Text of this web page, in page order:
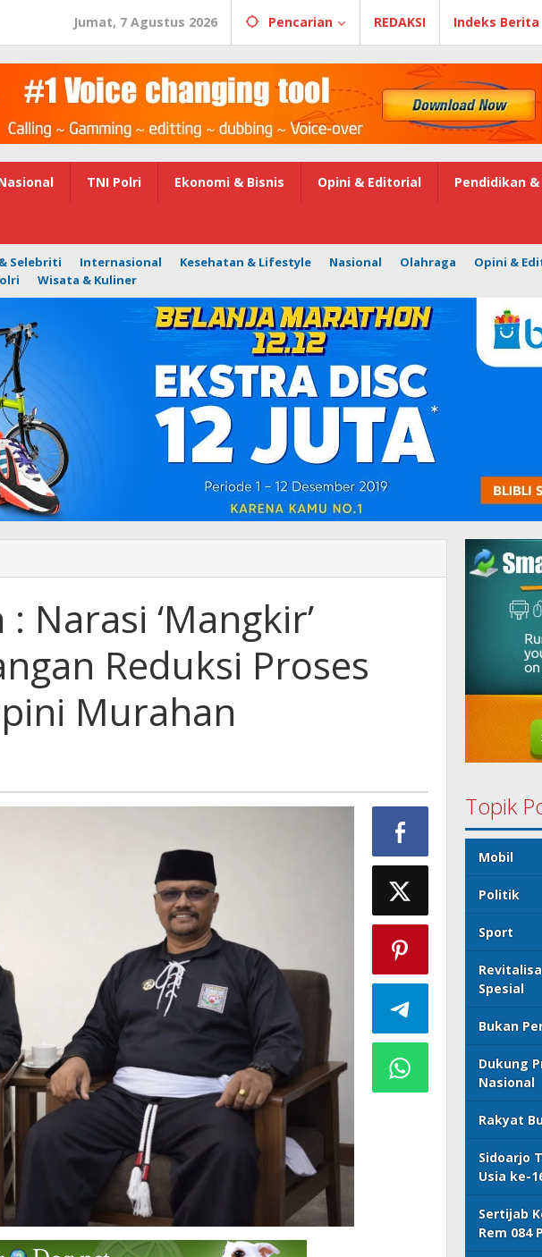
Jumat, 7 Agustus 2026 Pencarian REDAKSI Indeks Berita
TNI Polri Ekonomi & Bisnis Opini & Editorial Pendidikan
Selebriti Internasional Kesehatan & Lifestyle Nasional Olahraga Opini &
Wisata & Kuliner
Narasi ‘Mangkir’
Reduksi Proses
Murahan
Topik
Mobil
Politik
Sport
Spesial
Bukan
Dukung
Nasional
Rakyat
Sidoarjo
Usia ke-
Sertijab
Rem 084